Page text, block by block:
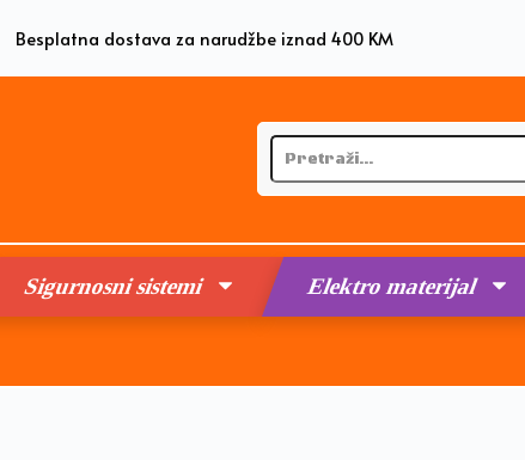
Besplatna dostava za narudžbe iznad 400 KM
Sigurnosni sistemi Elektro materijal